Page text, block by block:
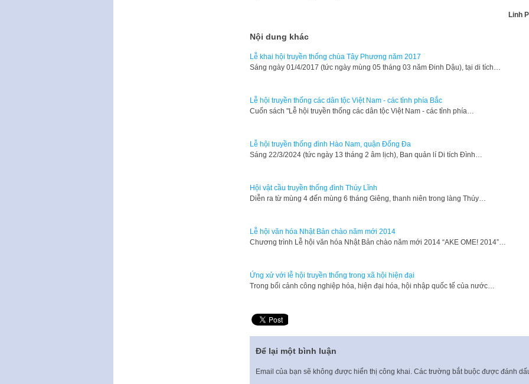
Linh
Nội dung khác
Lễ khai hội truyền thống chùa Tây Phương năm 2017
Sáng ngày 01/4/2017 (tức ngày mùng 05 tháng 03 năm Đinh Dậu), tại di tích…
Lễ hội truyền thống các dân tộc Việt Nam - các tỉnh phía Bắc
​Cuốn sách "Lễ hội truyền thống các dân tộc Việt Nam - các tỉnh phía…
Lễ hội truyền thống đình Hào Nam, quận Đống Đa
Sáng 22/3/2024 (tức ngày 13 tháng 2 âm lịch), Ban quản lí Di tích Đình…
Hội vật cầu truyền thống đình Thúy Lĩnh
Diễn ra từ mùng 4 đến mùng 6 tháng Giêng, thanh niên trong làng Thúy…
Lễ hội văn hóa Nhật Bản chào năm mới 2014
​Chương trình Lễ hội văn hóa Nhật Bản chào năm mới 2014 “AKE OME! 2014”…
Ứng xử với lễ hội truyền thống trong xã hội hiện đại
Trong bối cảnh công nghiệp hóa, hiện đại hóa, hội nhập quốc tế của nước…
Để lại một bình luận
Email của bạn sẽ không được hiển thị công khai. Các trường bắt buộc được đánh